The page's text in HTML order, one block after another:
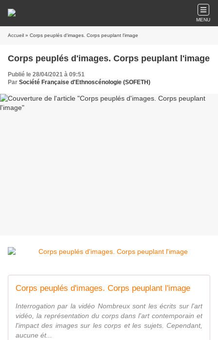
MENU
Accueil » Corps peuplés d'images. Corps peuplant l'image
Corps peuplés d'images. Corps peuplant l'image
Publié le 28/04/2021 à 09:51
Par Société Française d'Ethnoscénologie (SOFETH)
Corps peuplés d'images. Corps peuplant l'image
Interrogation par la vidéo Nombreux sont les écrits sur l'art
vidéo, la représentation du corps dans l'art contemporain et
l'impact des images sur les corps et les sujets. Cependant,
aucune ét...